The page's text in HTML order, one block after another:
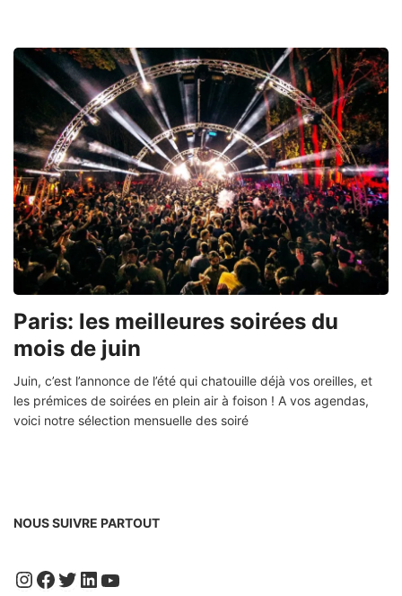
Paris: les meilleures soirées du
mois de juin
Juin, c’est l’annonce de l’été qui chatouille déjà vos oreilles, et
les prémices de soirées en plein air à foison ! A vos agendas,
voici notre sélection mensuelle des soiré
NOUS SUIVRE PARTOUT
Instagram
Facebook
Twitter
LinkedIn
YouTube